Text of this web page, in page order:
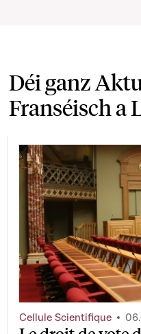
Déi ganz
Franséisch a
Cellule Scientifique